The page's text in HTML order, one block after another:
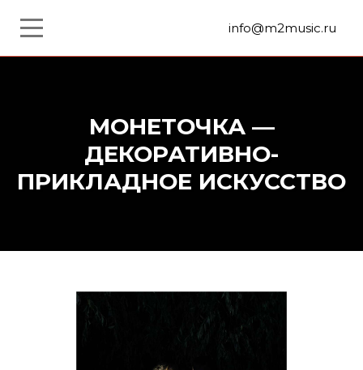
info@m2music.ru
МОНЕТОЧКА —
ДЕКОРАТИВНО-
ПРИКЛАДНОЕ ИСКУССТВО